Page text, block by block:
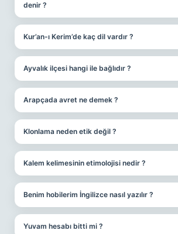
denir ?
Kur’an-ı Kerim’de kaç dil vardır ?
Ayvalık ilçesi hangi ile bağlıdır ?
Arapçada avret ne demek ?
Klonlama neden etik değil ?
Kalem kelimesinin etimolojisi nedir ?
Benim hobilerim İngilizce nasıl yazılır ?
Yuvam hesabı bitti mi ?